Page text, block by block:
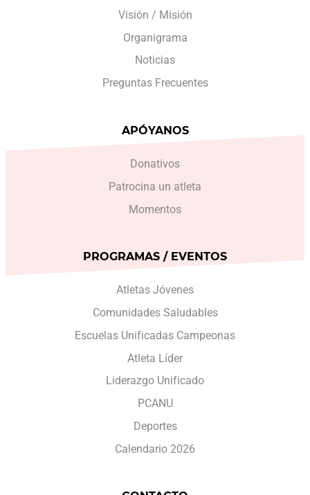
Visión / Misión
Organigrama
Noticias
Preguntas Frecuentes
APÓYANOS
Donativos
Patrocina un atleta
Momentos
PROGRAMAS / EVENTOS
Atletas Jóvenes
Comunidades Saludables
Escuelas Unificadas Campeonas
Atleta Líder
Liderazgo Unificado
PCANU
Deportes
Calendario 2026